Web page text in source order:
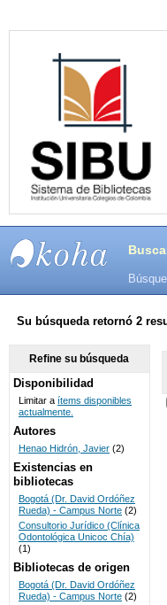
SISTEMAS
DE
BIBLIOTECAS
UNICOC
Su búsqueda retornó 2
Refine su búsqueda
Disponibilidad
Limitar a ítems disponibles
actualmente.
Autores
Henao Hidrón, Javier (2)
Existencias en
bibliotecas
Bogotá (Dr. David Ordóñez
Rueda) - Campus Norte (2)
Consultorio Jurídico (Clínica
Odontológica Unicoc Chía)
(1)
Bibliotecas de origen
Bogotá (Dr. David Ordóñez
Rueda) - Campus Norte (2)